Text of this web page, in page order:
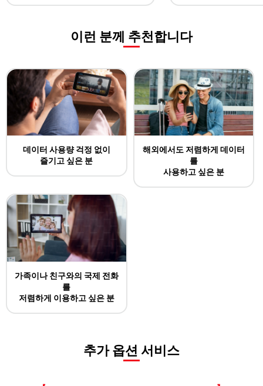
이런 분께 추천합니다
데이터 사용량 걱정 없이
즐기고 싶은 분
해외에서도 저렴하게 데이터
를
사용하고 싶은 분
가족이나 친구와의 국제 전화
를
저렴하게 이용하고 싶은 분
추가 옵션 서비스